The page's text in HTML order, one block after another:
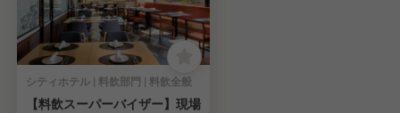
シティホテル | 料飲部門 | 料飲全般
【料飲スーパーバイザー】現場